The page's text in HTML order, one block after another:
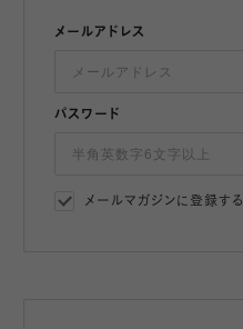
メールアドレス
パスワード
メールマガジンに登録する